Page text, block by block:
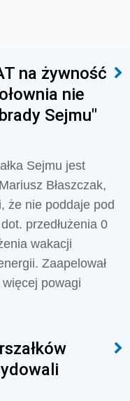
na żywność
nie
Sejmu"
Sejmu jest
Błaszczak,
że nie poddaje pod
przedłużenia 0
wakacji
Zaapelował
więcej powagi